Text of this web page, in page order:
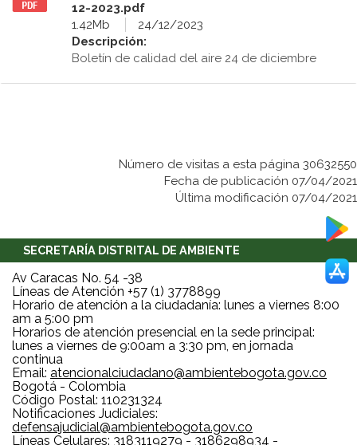
12-2023.pdf
1.42Mb
24/12/2023
Descripción:
Boletín de calidad del aire 24 de diciembre
Número de visitas a esta página 30632550
Fecha de publicación 07/04/2021
Última modificación 07/04/2021
SECRETARÍA DISTRITAL DE AMBIENTE
Av Caracas No. 54 -38
Líneas de Atención +57 (1) 3778899
Horario de atención a la ciudadanía: lunes a viernes 8:00
am a 5:00 pm
Horarios de atención presencial en la sede principal:
lunes a viernes de 9:00am a 3:30 pm, en jornada
continua
Email: atencionalciudadano@ambientebogota.gov.co
Bogotá - Colombia
Código Postal: 110231324
Notificaciones Judiciales:
defensajudicial@ambientebogota.gov.co
Líneas Celulares: 3183119279 - 3186298934 -